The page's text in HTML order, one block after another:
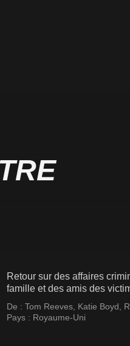
Retour sur des affaires
famille et des amis des
De : Tom Reeves Katie Boyd
Pays : Royaume-Uni